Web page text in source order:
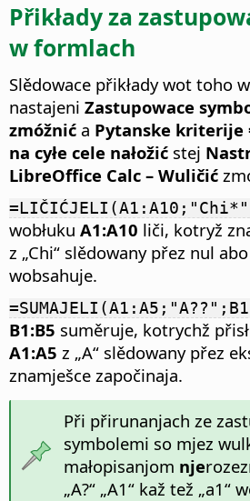
Přikłady za
w formlach
Slědowace přikłady wot toho
nastajeni Zastupowace
zmóžnić a Pytanske kriterije
na cyłe cele nałožić stej
LibreOffice Calc – Wuličić
wobłuku A1:A10 liči, kotryž
z „Chi“ slědowany přez nul
wobsahuje.
B1:B5 suměruje, kotrychž
A1:A5 z „A“ slědowany přez
znamješce započinaja.
Při přirunanjach ze
symbolemi so mjez
małopisanjom nje
„A?“ „A1“ kaž tež „a1“